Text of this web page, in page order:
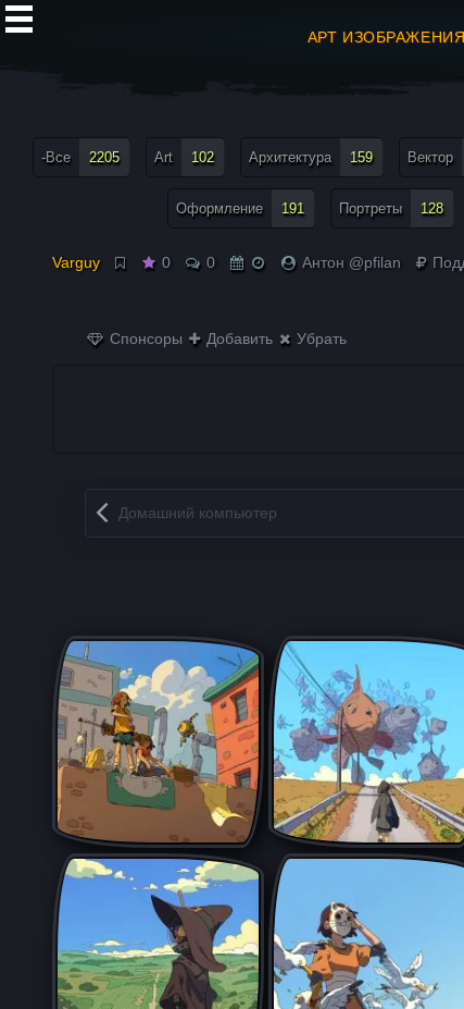
АРТ ИЗОБРАЖЕНИЯ
-Все 2205 Art 102 Архитектура 159 Вектор
Оформление 191 Портреты 128
Varguy 0 0 Антон @pfilan
Спонсоры Добавить Убрать
Запись навигация
Домашний компьютер